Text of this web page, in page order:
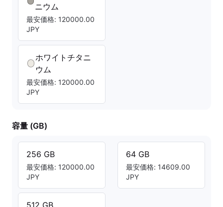
ニウム
最安価格: 120000.00
JPY
ホワイトチタニ
ウム
最安価格: 120000.00
JPY
容量 (GB)
256 GB
最安価格: 120000.00
JPY
512 GB
64 GB
最安価格: 14609.00
JPY